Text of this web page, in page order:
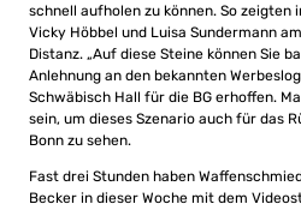
schnell aufholen zu können. So zeigten
Vicky Höbbel und Luisa Sundermann
Distanz. „Auf diese Steine können Sie
Anlehnung an den bekannten
Schwäbisch Hall für die BG erhoffen.
sein, um dieses Szenario auch für das
Bonn zu sehen.
Fast drei Stunden haben
Becker in dieser Woche mit dem